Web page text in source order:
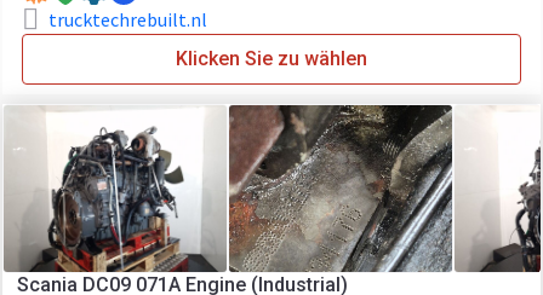
trucktechrebuilt.nl
Klicken Sie zu wählen
Scania DC09 071A Engine (Industrial)